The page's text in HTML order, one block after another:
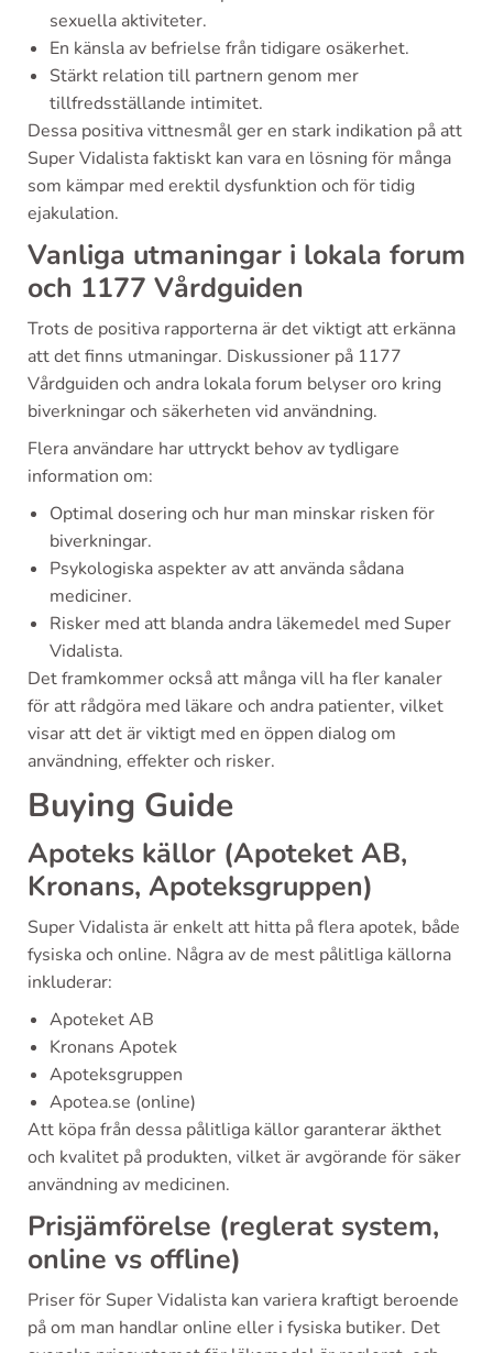
sexuella aktiviteter.
En känsla av befrielse från tidigare osäkerhet.
Stärkt relation till partnern genom mer
tillfredsställande intimitet.
Dessa positiva vittnesmål ger en stark indikation på att
Super Vidalista faktiskt kan vara en lösning för många
som kämpar med erektil dysfunktion och för tidig
ejakulation.
Vanliga utmaningar i lokala forum
och 1177 Vårdguiden
Trots de positiva rapporterna är det viktigt att erkänna
att det finns utmaningar. Diskussioner på 1177
Vårdguiden och andra lokala forum belyser oro kring
biverkningar och säkerheten vid användning.
Flera användare har uttryckt behov av tydligare
information om:
Optimal dosering och hur man minskar risken för
biverkningar.
Psykologiska aspekter av att använda sådana
mediciner.
Risker med att blanda andra läkemedel med Super
Vidalista.
Det framkommer också att många vill ha fler kanaler
för att rådgöra med läkare och andra patienter, vilket
visar att det är viktigt med en öppen dialog om
användning, effekter och risker.
Buying Guide
Apoteks källor (Apoteket AB,
Kronans, Apoteksgruppen)
Super Vidalista är enkelt att hitta på flera apotek, både
fysiska och online. Några av de mest pålitliga källorna
inkluderar:
Apoteket AB
Kronans Apotek
Apoteksgruppen
Apotea.se (online)
Att köpa från dessa pålitliga källor garanterar äkthet
och kvalitet på produkten, vilket är avgörande för säker
användning av medicinen.
Prisjämförelse (reglerat system,
online vs offline)
Priser för Super Vidalista kan variera kraftigt beroende
på om man handlar online eller i fysiska butiker. Det